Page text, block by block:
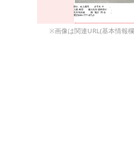
※画像は関連URL(基本情報